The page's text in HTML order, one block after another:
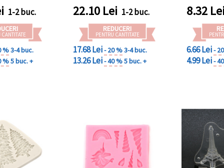
1-2 buc.
CANTITATE
%3-4 buc.
%5 buc. +
22.10 Lei 1-2 buc.
REDUCERI
PENTRU CANTITATE
17.68 Lei- 20 %3-4 buc.
13.26 Lei- 40 %5 buc. +
polimeric,
design
8.32 Lei
6.66 Lei-
4.99 Lei-